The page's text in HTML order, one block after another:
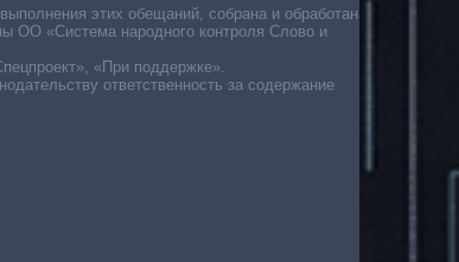
этих обещаний, собрана и обработана
«Система народного контроля Слово и
«При поддержке».
ответственность за содержание